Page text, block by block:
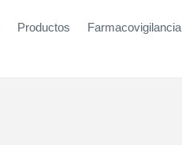
Productos Farmacovigilancia